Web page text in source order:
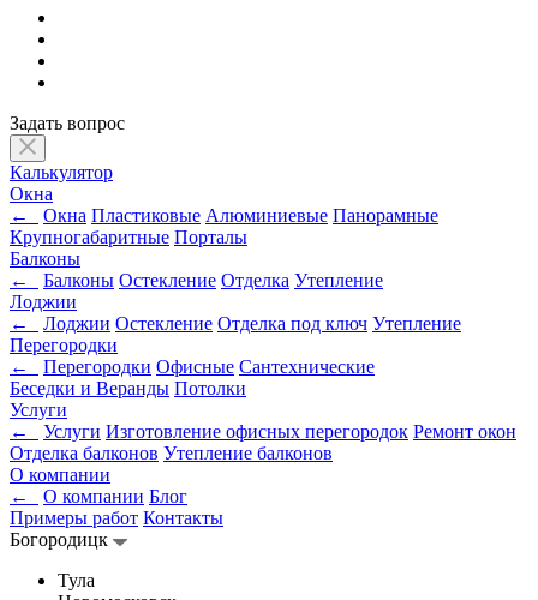
Задать вопрос
Калькулятор
Окна
←
Окна Пластиковые Алюминиевые Панорамные
Крупногабаритные Порталы
Балконы
←
Балконы Остекление Отделка Утепление
Лоджии
←
Лоджии Остекление Отделка под ключ Утепление
Перегородки
←
Перегородки Офисные Сантехнические
Беседки и Веранды Потолки
Услуги
←
Услуги Изготовление офисных перегородок Ремонт окон
Отделка балконов Утепление балконов
О компании
←
О компании Блог
Примеры работ Контакты
Богородицк
Тула